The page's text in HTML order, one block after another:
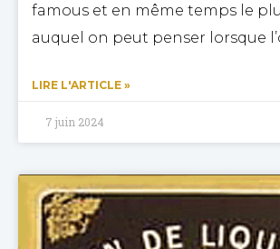
famous et en même temps le
auquel on peut penser lorsque
LIRE L'ARTICLE »
7 juin 2024